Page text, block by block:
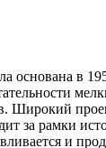
основана в
Широкий
за рамки
и